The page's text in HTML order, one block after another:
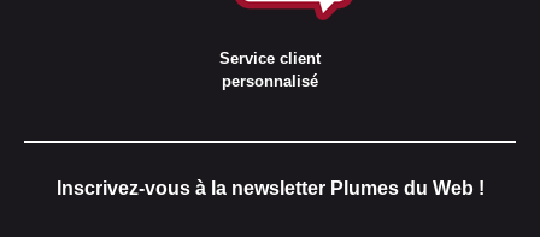
Service client
personnalisé
Inscrivez-vous à la newsletter Plumes du Web !